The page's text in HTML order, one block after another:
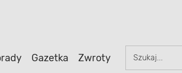
Gazetka Zwroty